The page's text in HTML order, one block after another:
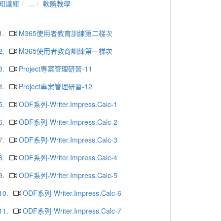
識庫 ... 軟體教學
M365使用者教育訓練第二梯次
M365使用者教育訓練第一梯次
Project專案管理研習-11
Project專案管理研習-12
ODF系列-Writer.Impress.Calc-1
ODF系列-Writer.Impress.Calc-2
ODF系列-Writer.Impress.Calc-3
ODF系列-Writer.Impress.Calc-4
ODF系列-Writer.Impress.Calc-5
ODF系列-Writer.Impress.Calc-6
ODF系列-Writer.Impress.Calc-7